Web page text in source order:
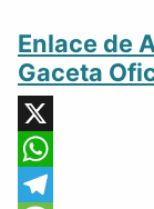
Enlace de
Gaceta
X
WhatsApp